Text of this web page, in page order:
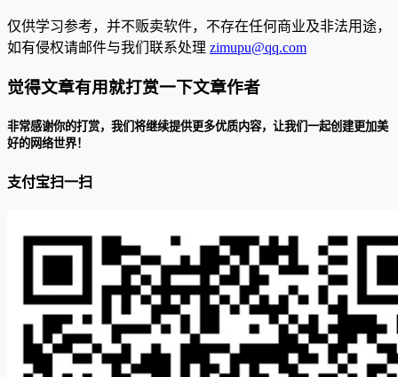
仅供学习参考，并不贩卖软件，不存在任何商业及非法用途，
如有侵权请邮件与我们联系处理 zimupu@qq.com
觉得文章有用就打赏一下文章作者
非常感谢你的打赏，我们将继续提供更多优质内容，让我们一起创建更加美
好的网络世界！
支付宝扫一扫